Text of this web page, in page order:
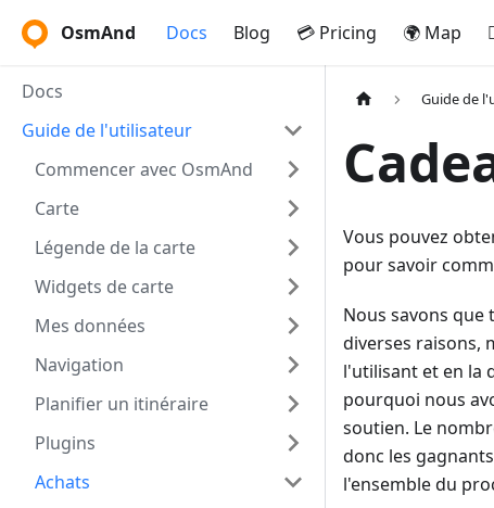
OsmAnd Docs Blog 💳 Pricing 🌍 Map
Docs
Guide de l'utilisateur
Commencer avec OsmAnd
Carte
Légende de la carte
Widgets de carte
Mes données
Navigation
Planifier un itinéraire
Plugins
Achats
Guide de
Vous pouvez
pour savoir
Nous savons que
diverses raisons,
l'utilisant et en la
pourquoi nous
soutien. Le
donc les
l'ensemble du